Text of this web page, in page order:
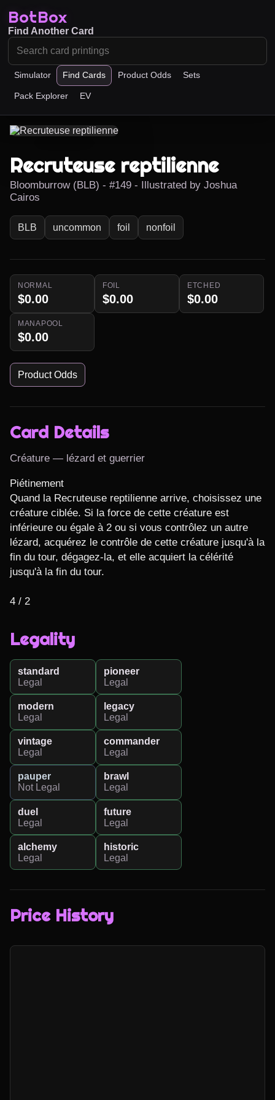
BotBox
Simulator Find Cards Product Odds Sets
Pack Explorer EV
Find Another Card
Recruteuse reptilienne
Bloomburrow (BLB) - #149 - Illustrated by Joshua
Cairos
BLB uncommon foil nonfoil
NORMAL
$0.00
FOIL
$0.00
ETCHED
$0.00
MANAPOOL
$0.00
Product Odds
Card Details
Créature — lézard et guerrier
Piétinement
Quand la Recruteuse reptilienne arrive, choisissez une
créature ciblée. Si la force de cette créature est
inférieure ou égale à 2 ou si vous contrôlez un autre
lézard, acquérez le contrôle de cette créature jusqu'à la
fin du tour, dégagez-la, et elle acquiert la célérité
jusqu'à la fin du tour.
4 / 2
Legality
standard
Legal
pioneer
Legal
modern
Legal
legacy
Legal
vintage
Legal
commander
Legal
pauper
Not Legal
brawl
Legal
duel
Legal
future
Legal
alchemy
Legal
historic
Legal
Price History